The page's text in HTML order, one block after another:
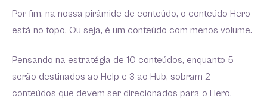
Por fim, na nossa pirâmide de conteúdo, o conteúdo Hero
está no topo. Ou seja, é um conteúdo com menos volume.
Pensando na estratégia de 10 conteúdos, enquanto 5
serão destinados ao Help e 3 ao Hub, sobram 2
conteúdos que devem ser direcionados para o Hero.